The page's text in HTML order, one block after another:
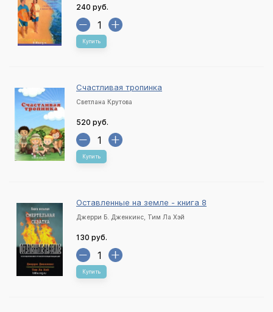
240 руб.
Купить
Счастливая тропинка
Светлана Крутова
520 руб.
Купить
Оставленные на земле - книга 8
Джерри Б. Дженкинс, Тим Ла Хэй
130 руб.
Купить